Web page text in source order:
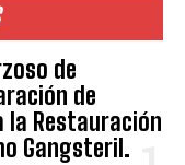
de
de
la Restauración
Gangsteril.